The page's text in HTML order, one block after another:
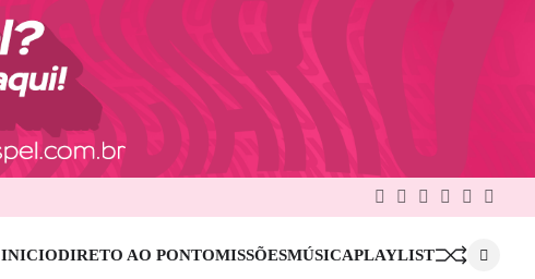
Facebook
Twitter
Google
Linkedin
Pinterest
INICIODIRETO AO PONTOMISSÕESMÚSICAPLAYLIST